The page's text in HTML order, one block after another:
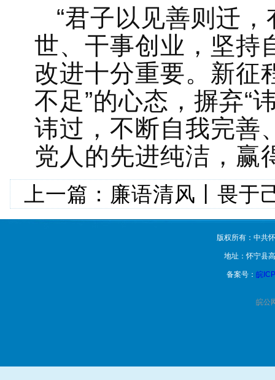
“君子以见善则迁
世、干事创业，坚持
改进十分重要。新征
不足”的心态，摒弃“
讳过，不断自我完善
党人的先进纯洁，赢
上一篇： 廉语清风丨畏于
版权所有：中共
地址：怀宁县
备案号： 皖
皖公